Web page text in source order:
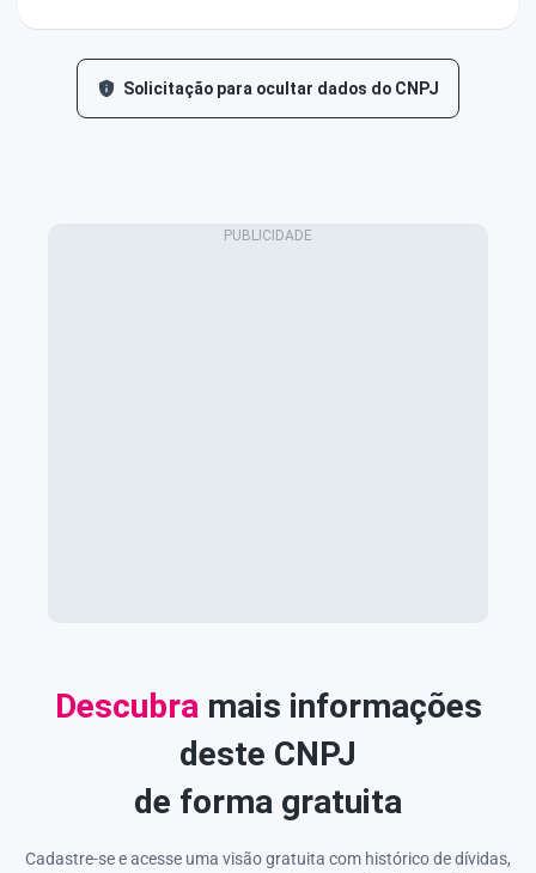
Solicitação para ocultar dados do CNPJ
Descubra mais informações
deste CNPJ
de forma gratuita
Cadastre-se e acesse uma visão gratuita com histórico de dívidas,